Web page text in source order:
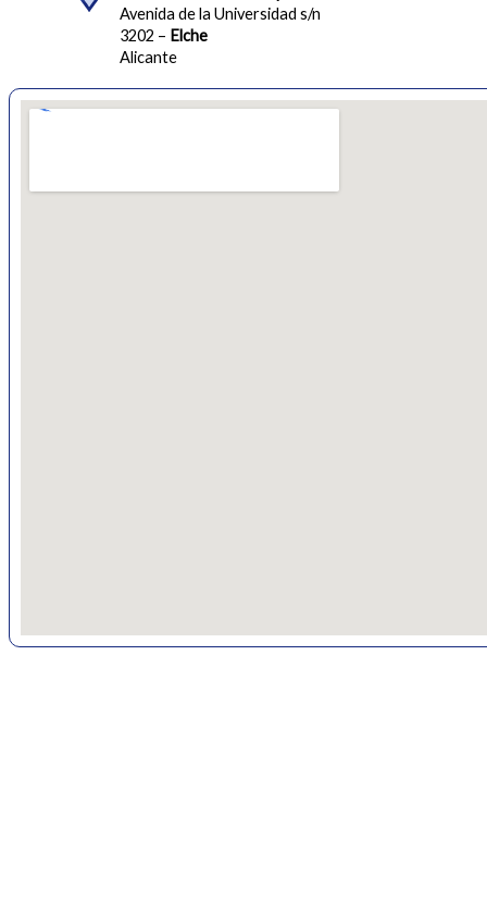
Avenida de la Universidad s/n
3202 – Elche
Alicante